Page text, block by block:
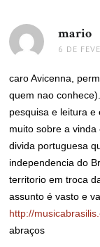
mario
6 DE
caro Avicenna,
quem nao
pesquisa e leitura e
muito sobre a
divida portuguesa
independencia do
territorio em troca
assunto é vasto e
http://
abraços